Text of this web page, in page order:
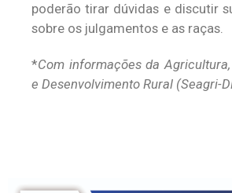
poderão tirar dúvidas e discutir
sobre os julgamentos e as raças.
*Com informações da
e Desenvolvimento Rural (Seagri-